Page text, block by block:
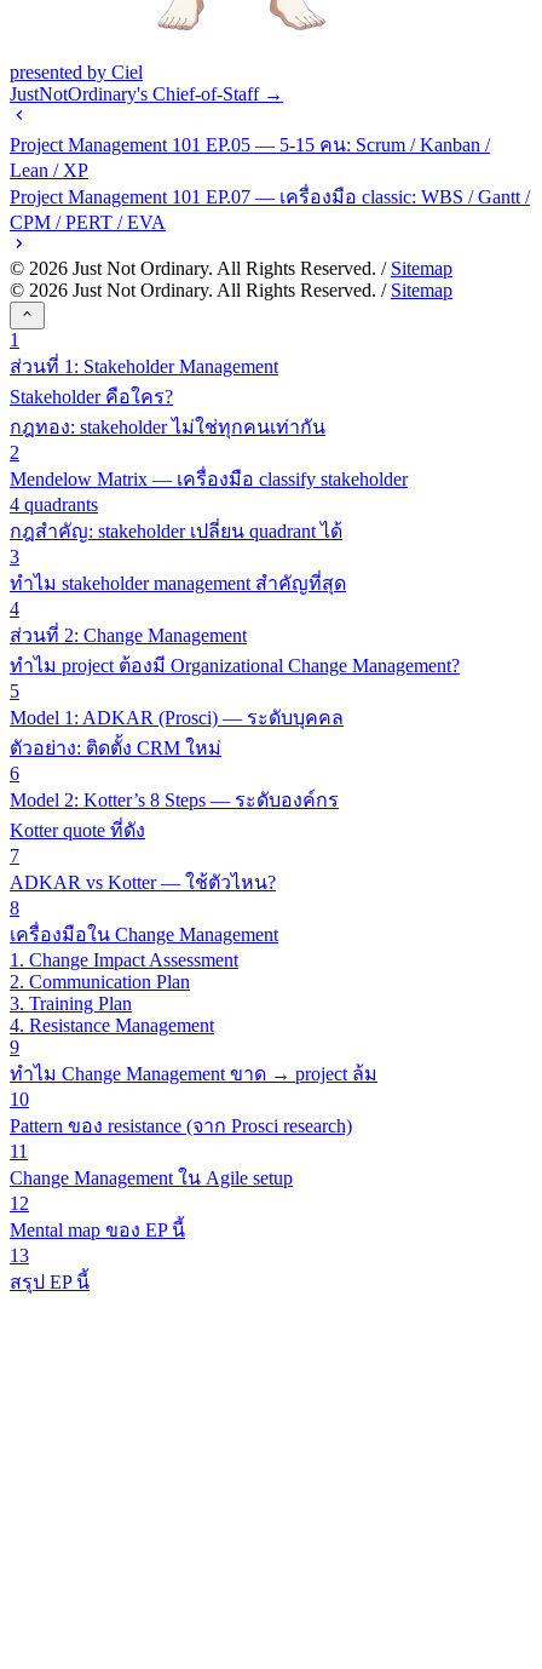
presented by Ciel
JustNotOrdinary's Chief-of-Staff →
Project Management 101 EP.05 — 5-15 คน: Scrum / Kanban /
Lean / XP
Project Management 101 EP.07 — เครื่องมือ classic: WBS / Gantt /
CPM / PERT / EVA
© 2026 Just Not Ordinary. All Rights Reserved. / Sitemap
© 2026 Just Not Ordinary. All Rights Reserved. / Sitemap
1
ส่วนที่ 1: Stakeholder Management
Stakeholder คือใคร?
กฎทอง: stakeholder ไม่ใช่ทุกคนเท่ากัน
2
Mendelow Matrix — เครื่องมือ classify stakeholder
4 quadrants
กฎสำคัญ: stakeholder เปลี่ยน quadrant ได้
3
ทำไม stakeholder management สำคัญที่สุด
4
ส่วนที่ 2: Change Management
ทำไม project ต้องมี Organizational Change Management?
5
Model 1: ADKAR (Prosci) — ระดับบุคคล
ตัวอย่าง: ติดตั้ง CRM ใหม่
6
Model 2: Kotter’s 8 Steps — ระดับองค์กร
Kotter quote ที่ดัง
7
ADKAR vs Kotter — ใช้ตัวไหน?
8
เครื่องมือใน Change Management
1. Change Impact Assessment
2. Communication Plan
3. Training Plan
4. Resistance Management
9
ทำไม Change Management ขาด → project ล้ม
10
Pattern ของ resistance (จาก Prosci research)
11
Change Management ใน Agile setup
12
Mental map ของ EP นี้
13
สรุป EP นี้